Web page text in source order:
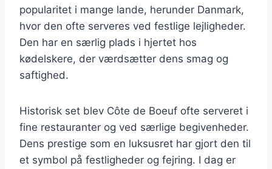
popularitet i mange lande, herunder Danmark,
hvor den ofte serveres ved festlige lejligheder.
Den har en særlig plads i hjertet hos
kødelskere, der værdsætter dens smag og
saftighed.
Historisk set blev Côte de Boeuf ofte serveret i
fine restauranter og ved særlige begivenheder.
Dens prestige som en luksusret har gjort den til
et symbol på festligheder og fejring. I dag er